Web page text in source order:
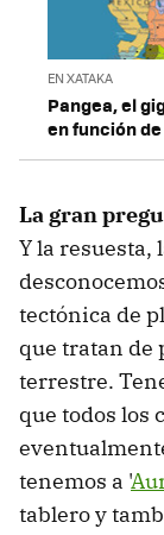
EN XATAKA
Pangea, el
en función
La gran
Y la resuesta,
tectónica de
que tratan de
terrestre.
que todos los
tenemos a '
tablero y